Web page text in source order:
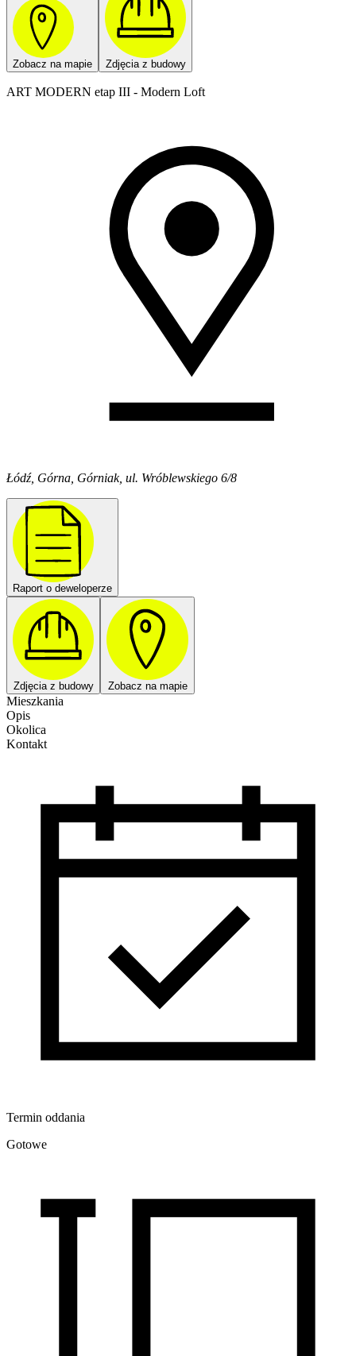
Zobacz na mapie Zdjęcia z budowy
ART MODERN etap III - Modern Loft
Łódź, Górna, Górniak, ul. Wróblewskiego 6/8
Raport o deweloperze
Zdjęcia z budowy Zobacz na mapie
Mieszkania
Opis
Okolica
Kontakt
Termin oddania
Gotowe